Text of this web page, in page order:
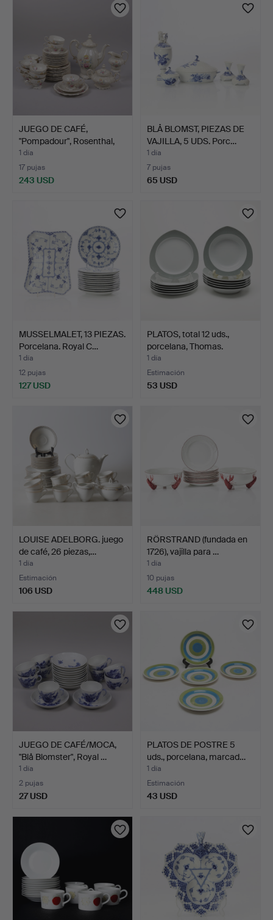
JUEGO DE CAFÉ,
"Pompadour", Rosenthal,
24 …
1 día
17 pujas
243 USD
BLÅ BLOMST, PIEZAS DE
VAJILLA, 5 UDS. Porc…
1 día
7 pujas
65 USD
MUSSELMALET, 13 PIEZAS.
Porcelana. Royal C…
1 día
12 pujas
127 USD
PLATOS, total 12 uds.,
porcelana, Thomas.
1 día
Estimación
53 USD
LOUISE ADELBORG. juego
de café, 26 piezas,…
1 día
Estimación
106 USD
RÖRSTRAND (fundada en
1726), vajilla para …
1 día
10 pujas
448 USD
JUEGO DE CAFÉ/MOCA,
"Blå Blomster", Royal …
1 día
2 pujas
27 USD
PLATOS DE POSTRE 5
uds., porcelana, marcad…
1 día
Estimación
43 USD